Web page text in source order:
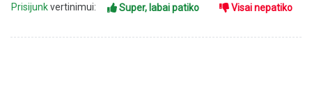
Prisijunkvertinimui: Super, labai patiko Visai nepatiko